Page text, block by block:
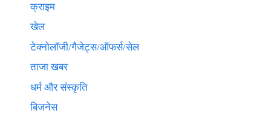
क्राइम
खेल
टेक्नाेलाॅजी/गैजेट्स/ऑफर्स/सेल
ताजा खबर
धर्म और संस्कृति
बिजनेस